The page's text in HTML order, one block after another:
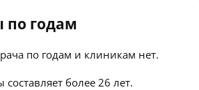
по годам
по годам и клиникам нет.
более 26 лет.